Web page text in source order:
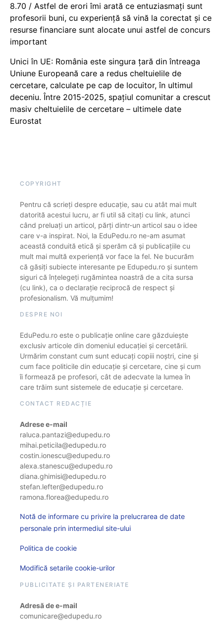
8.70 / Astfel de erori îmi arată ce entuziasmați sunt
profesorii buni, cu experiență să vină la corectat și ce
resurse financiare sunt alocate unui astfel de concurs
important
Unici în UE: România este singura țară din întreaga
Uniune Europeană care a redus cheltuielile de
cercetare, calculate pe cap de locuitor, în ultimul
deceniu. Între 2015-2025, spațiul comunitar a crescut
masiv cheltuielile de cercetare – ultimele date
Eurostat
COPYRIGHT
Pentru că scrieți despre educație, sau cu atât mai mult
datorită acestui lucru, ar fi util să citați cu link, atunci
când preluați un articol, părți dintr-un articol sau o idee
care v-a inspirat. Noi, la EduPedu.ro ne-am asumat
această conduită etică și sperăm că și publicațiile cu
mult mai multă experiență vor face la fel. Ne bucurăm
că găsiți subiecte interesante pe Edupedu.ro și suntem
siguri că înțelegeți rugămintea noastră de a cita sursa
(cu link), ca o declarație reciprocă de respect și
profesionalism. Vă mulțumim!
DESPRE NOI
EduPedu.ro este o publicație online care găzduiește
exclusiv articole din domeniul educației și cercetării.
Urmărim constant cum sunt educați copiii noștri, cine și
cum face politicile din educație și cercetare, cine și cum
îi formează pe profesori, cât de adecvate la lumea în
care trăim sunt sistemele de educație și cercetare.
CONTACT REDACȚIE
Adrese e-mail
raluca.pantazi@edupedu.ro
mihai.peticila@edupedu.ro
costin.ionescu@edupedu.ro
alexa.stanescu@edupedu.ro
diana.ghimisi@edupedu.ro
stefan.lefter@edupedu.ro
ramona.florea@edupedu.ro
Notă de informare cu privire la prelucrarea de date
personale prin intermediul site-ului
Politica de cookie
Modifică setarile cookie-urilor
PUBLICITATE ȘI PARTENERIATE
Adresă de e-mail
comunicare@edupedu.ro